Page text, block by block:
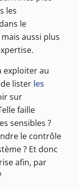
les
le
aussi plus
exploiter au
lister les
sur
faille
sensibles ?
le contrôle
? Et donc
afin, par